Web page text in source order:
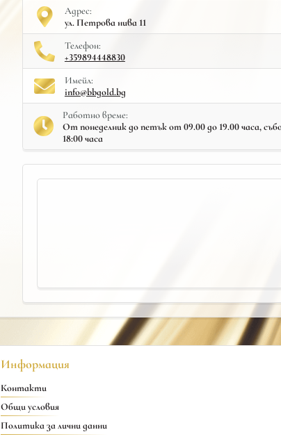
Адрес:
ул. Петрова нива 11
Телефон:
+359894448830
Имейл:
info@bbgold.bg
Работно време:
От понеделник до петък от 09.00 до 19.00 часа,
18:00 часа
Информация
Контакти
Общи условия
Политика за лични данни